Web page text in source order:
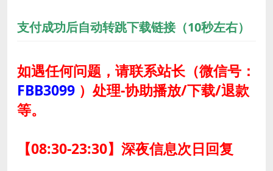
支付成功后自动转跳下载链接（10秒左右）
如遇任何问题，请联系站长（微信号：
FBB3099 ） 处理-协助播放/下载/退款
等。
【08:30-23:30】深夜信息次日回复